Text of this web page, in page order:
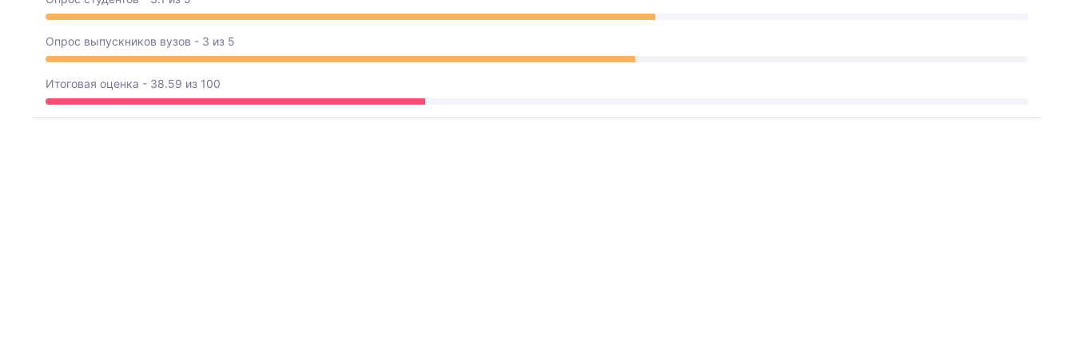
Опрос выпускников вузов - 3 из 5
Итоговая оценка - 38.59 из 100